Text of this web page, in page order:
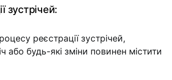
зустрічей:
реєстрації зустрічей,
або будь-які зміни повинен містити